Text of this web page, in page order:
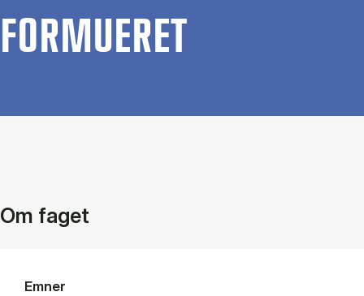
FOR­MU­E­RET
Om faget
Emner